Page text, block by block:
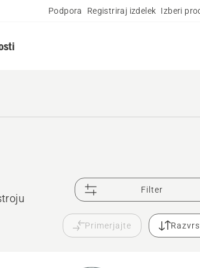
Podpora Registriraj izdelek Izberi
Filter
Primerjajte